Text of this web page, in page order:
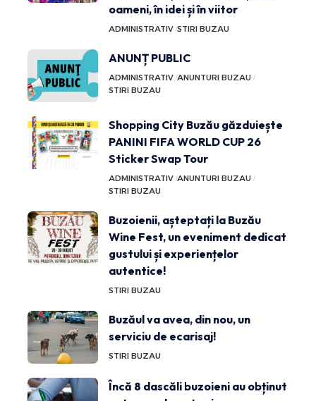
oameni, în idei și în viitor
ADMINISTRATIV STIRI BUZAU
ANUNȚ PUBLIC
ADMINISTRATIV ANUNTURI BUZAU
STIRI BUZAU
Shopping City Buzău găzduiește
PANINI FIFA WORLD CUP 26
Sticker Swap Tour
ADMINISTRATIV ANUNTURI BUZAU
STIRI BUZAU
Buzoienii, așteptați la Buzău
Wine Fest, un eveniment dedicat
gustului și experiențelor
autentice!
STIRI BUZAU
Buzăul va avea, din nou, un
serviciu de ecarisaj!
STIRI BUZAU
Încă 8 dascăli buzoieni au obținut